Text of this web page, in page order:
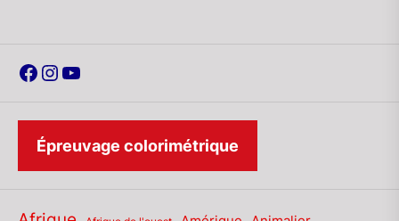
Facebook
Instagram
YouTube
Épreuvage colorimétrique